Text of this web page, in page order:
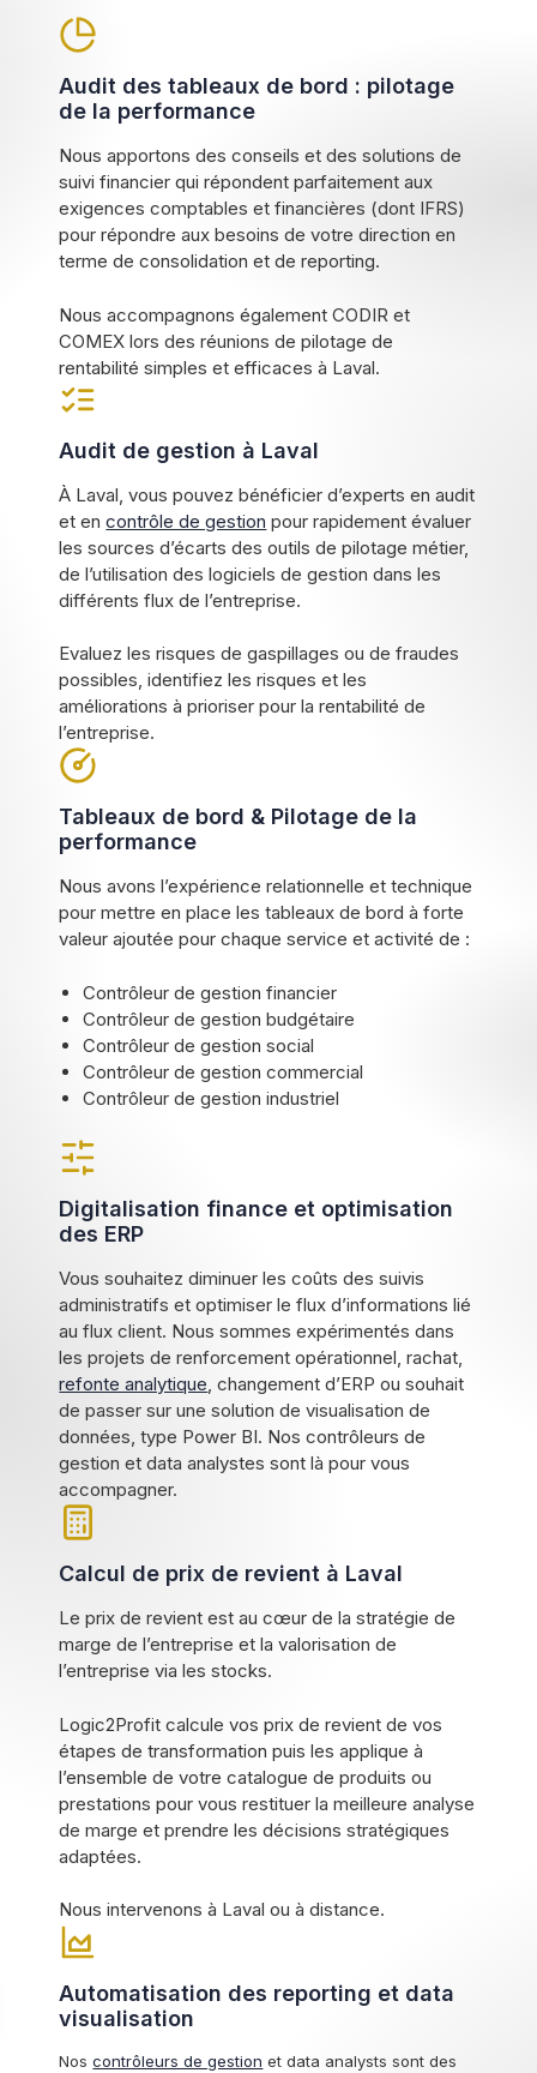
Audit des tableaux de bord : pilotage
de la performance
Nous apportons des conseils et des solutions de
suivi financier qui répondent parfaitement aux
exigences comptables et financières (dont IFRS)
pour répondre aux besoins de votre direction en
terme de consolidation et de reporting.
Nous accompagnons également CODIR et
COMEX lors des réunions de pilotage de
rentabilité simples et efficaces à Laval.
Audit de gestion à Laval
À Laval, vous pouvez bénéficier d’experts en audit
et encontrôle de gestion pour rapidement évaluer
les sources d’écarts des outils de pilotage métier,
de l’utilisation des logiciels de gestion dans les
différents flux de l’entreprise.
Evaluez les risques de gaspillages ou de fraudes
possibles, identifiez les risques et les
améliorations à prioriser pour la rentabilité de
l’entreprise.
Tableaux de bord & Pilotage de la
performance
Nous avons l’expérience relationnelle et technique
pour mettre en place les tableaux de bord à forte
valeur ajoutée pour chaque service et activité de :
Contrôleur de gestion financier
Contrôleur de gestion budgétaire
Contrôleur de gestion social
Contrôleur de gestion commercial
Contrôleur de gestion industriel
Digitalisation finance et optimisation
des ERP
Vous souhaitez diminuer les coûts des suivis
administratifs et optimiser le flux d’informations lié
au flux client. Nous sommes expérimentés dans
les projets de renforcement opérationnel, rachat,
refonte analytique, changement d’ERP ou souhait
de passer sur une solution de visualisation de
données, type Power BI. Nos contrôleurs de
gestion et data analystes sont là pour vous
accompagner.
Calcul de prix de revient à Laval
Le prix de revient est au cœur de la stratégie de
marge de l’entreprise et la valorisation de
l’entreprise via les stocks.
Logic2Profit calcule vos prix de revient de vos
étapes de transformation puis les applique à
l’ensemble de votre catalogue de produits ou
prestations pour vous restituer la meilleure analyse
de marge et prendre les décisions stratégiques
adaptées.
Nous intervenons à Laval ou à distance.
Automatisation des reporting et data
visualisation
Noscontrôleurs de gestion et data analysts sont des